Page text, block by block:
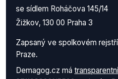
se sídlem Roháčova 145/14
Žižkov, 130 00 Praha 3
Zapsaný ve spolkovém
Praze.
Demagog.cz má